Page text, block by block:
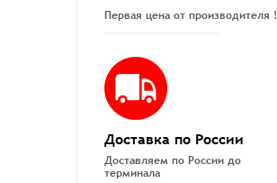
Первая цена от производителя !
Доставка по России
Доставляем по России до
терминала